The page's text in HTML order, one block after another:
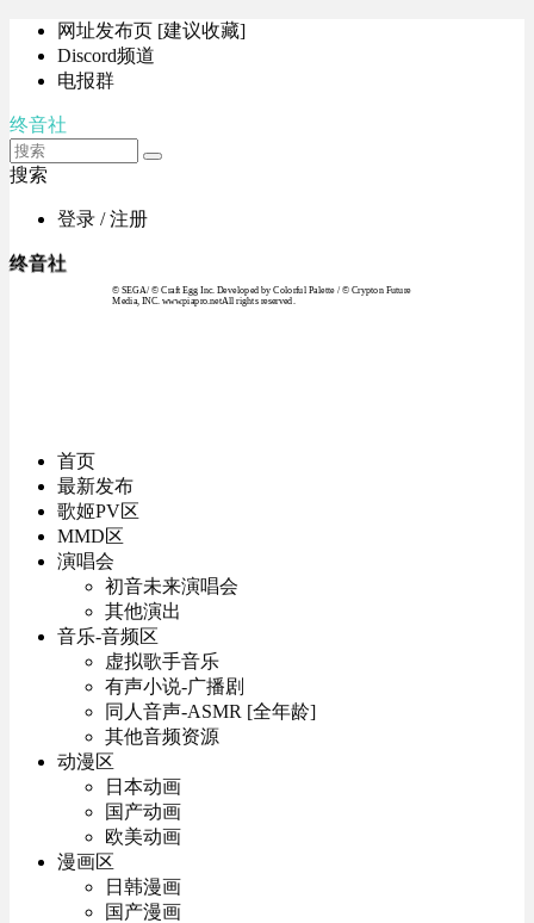
网址发布页 [建议收藏]
Discord频道
电报群
终音社
搜索
登录 / 注册
终音社
© SEGA / © Craft Egg Inc. Developed by Colorful Palette / © Crypton Future
Media, INC. www.piapro.netAll rights reserved.
首页
最新发布
歌姬PV区
MMD区
演唱会
初音未来演唱会
其他演出
音乐-音频区
虚拟歌手音乐
有声小说-广播剧
同人音声-ASMR [全年龄]
其他音频资源
动漫区
日本动画
国产动画
欧美动画
漫画区
日韩漫画
国产漫画